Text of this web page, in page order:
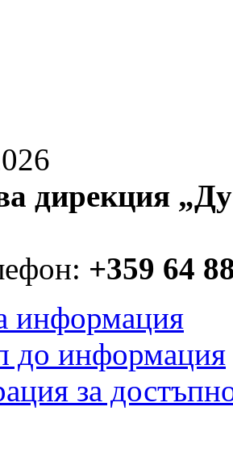
дирекция
+359 64
информация
до информация
за